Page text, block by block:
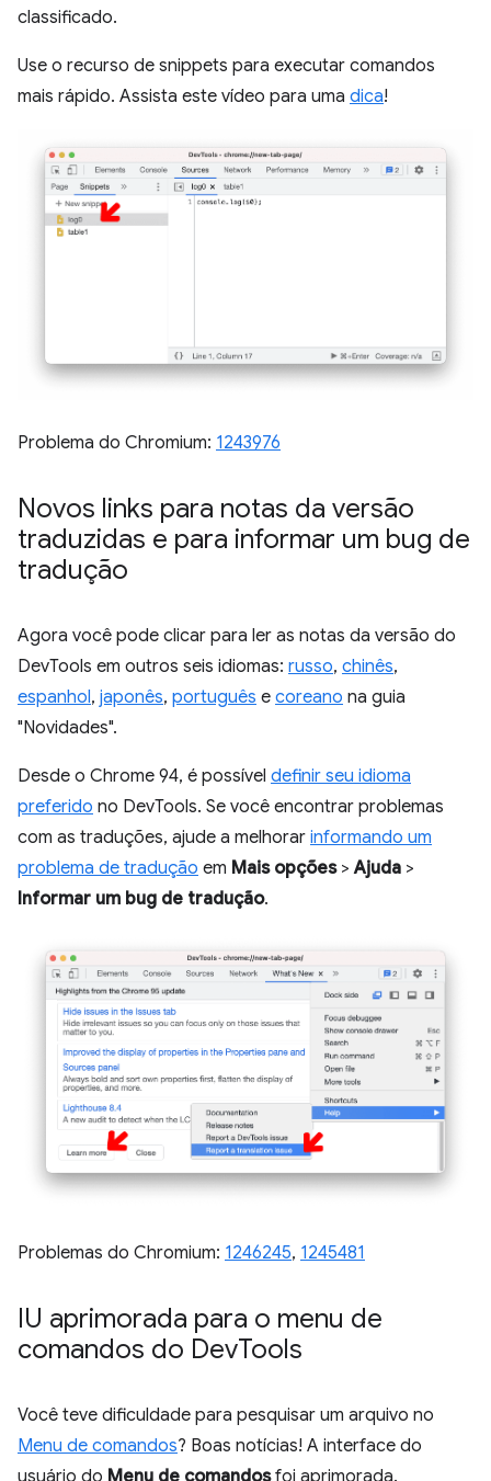
classificado.
Use o recurso de snippets para executar comandos
mais rápido. Assista este vídeo para uma dica!
Problema do Chromium: 1243976
Novos links para notas da versão
traduzidas e para informar um bug de
tradução
Agora você pode clicar para ler as notas da versão do
DevTools em outros seis idiomas: russo, chinês,
espanhol, japonês, português e coreano na guia
"Novidades".
Desde o Chrome 94, é possível definir seu idioma
preferido no DevTools. Se você encontrar problemas
com as traduções, ajude a melhorar informando um
problema de tradução em Mais opções>Ajuda >
Informar um bug de tradução.
Problemas do Chromium: 1246245, 1245481
IU aprimorada para o menu de
comandos do DevTools
Você teve dificuldade para pesquisar um arquivo no
Menu de comandos? Boas notícias! A interface do
usuário do Menu de comandosfoi aprimorada.